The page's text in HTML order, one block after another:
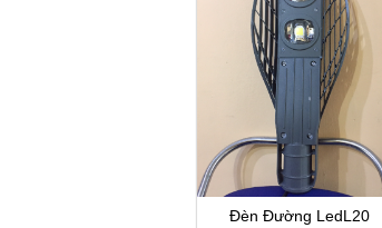
Đèn Đường LedL20